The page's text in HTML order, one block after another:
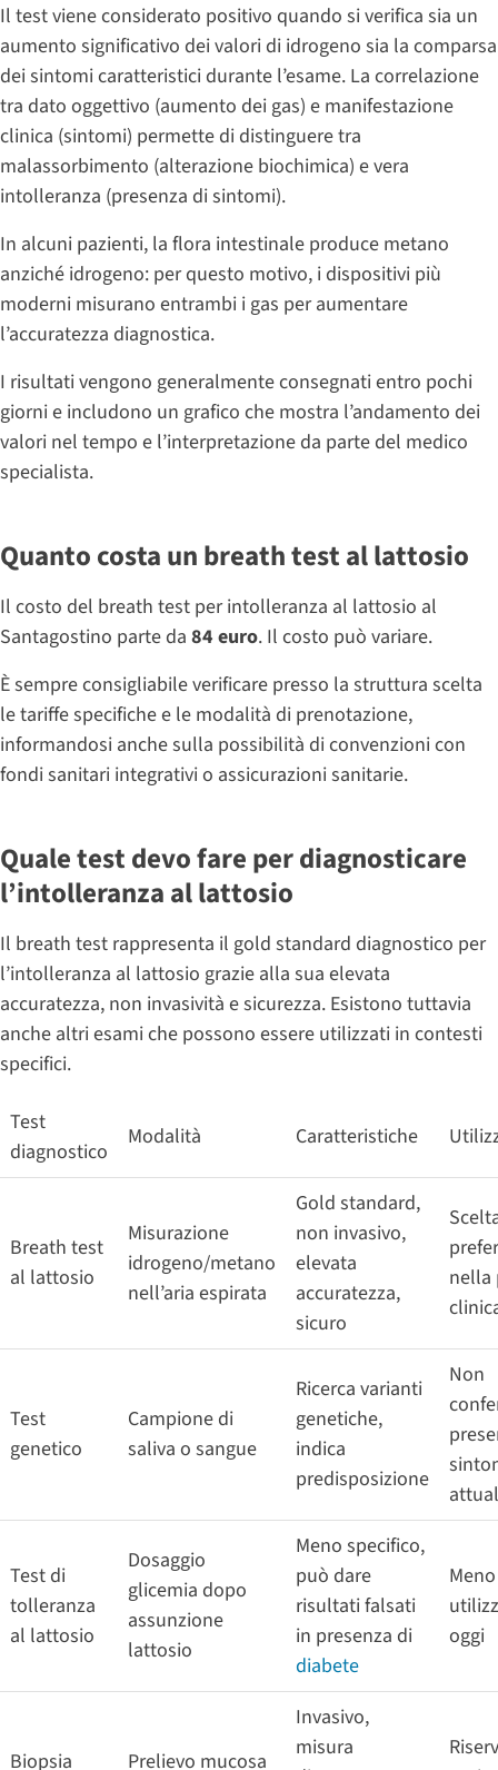
Il test viene considerato positivo quando si verifica sia un
aumento significativo dei valori di idrogeno sia la comparsa
dei sintomi caratteristici durante l’esame. La correlazione
tra dato oggettivo (aumento dei gas) e manifestazione
clinica (sintomi) permette di distinguere tra
malassorbimento (alterazione biochimica) e vera
intolleranza (presenza di sintomi).
In alcuni pazienti, la flora intestinale produce metano
anziché idrogeno: per questo motivo, i dispositivi più
moderni misurano entrambi i gas per aumentare
l’accuratezza diagnostica.
I risultati vengono generalmente consegnati entro pochi
giorni e includono un grafico che mostra l’andamento dei
valori nel tempo e l’interpretazione da parte del medico
specialista.
Quanto costa un breath test al lattosio
Il costo del breath test per intolleranza al lattosio al
Santagostino parte da 84 euro. Il costo può variare.
È sempre consigliabile verificare presso la struttura scelta
le tariffe specifiche e le modalità di prenotazione,
informandosi anche sulla possibilità di convenzioni con
fondi sanitari integrativi o assicurazioni sanitarie.
Quale test devo fare per diagnosticare
l’intolleranza al lattosio
Il breath test rappresenta il gold standard diagnostico per
l’intolleranza al lattosio grazie alla sua elevata
accuratezza, non invasività e sicurezza. Esistono tuttavia
anche altri esami che possono essere utilizzati in contesti
specifici.
Test
diagnostico
Modalità Caratteristiche
Breath test
al lattosio
Misurazione
idrogeno/metano
nell’aria espirata
Gold standard,
non invasivo,
elevata
accuratezza,
sicuro
nella
Test
genetico
Campione di
saliva o sangue
Ricerca varianti
genetiche,
indica
predisposizione
Non
Test di
tolleranza
al lattosio
Dosaggio
glicemia dopo
assunzione
lattosio
Meno specifico,
può dare
risultati falsati
in presenza di
diabete
Meno
oggi
Biopsia Prelievo mucosa
Invasivo,
misura